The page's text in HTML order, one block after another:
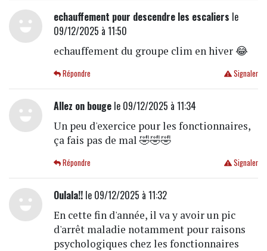
echauffement pour descendre les escaliers le
09/12/2025 à 11:50
echauffement du groupe clim en hiver 😂
Signaler
Répondre
Allez on bougele 09/12/2025 à 11:34
Un peu d'exercice pour les fonctionnaires,
ça fais pas de mal 🤣🤣🤣
Signaler
Répondre
Oulala!!le 09/12/2025 à 11:32
En cette fin d'année, il va y avoir un pic
d'arrêt maladie notamment pour raisons
psychologiques chez les fonctionnaires